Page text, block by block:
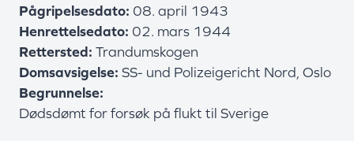
Pågripelsesdato 08. april 1943
Henrettelsedato 02. mars 1944
Rettersted Trandumskogen
Domsavsigelse SS- und Polizeigericht Nord, Oslo
Begrunnelse
Dødsdømt for forsøk på flukt til Sverige